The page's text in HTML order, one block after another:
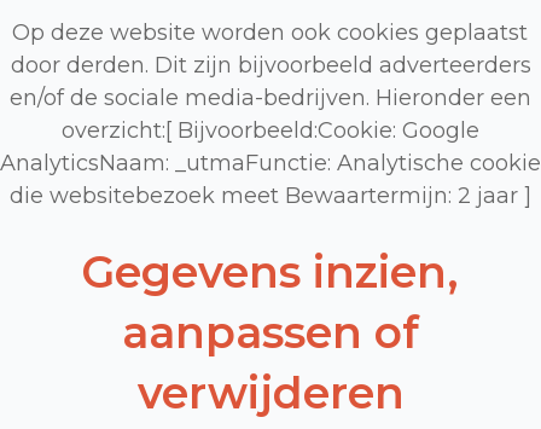
Op deze website worden ook cookies geplaatst
door derden. Dit zijn bijvoorbeeld adverteerders
en/of de sociale media-bedrijven. Hieronder een
overzicht:[ Bijvoorbeeld:Cookie: Google
AnalyticsNaam: _utmaFunctie: Analytische cookie
die websitebezoek meet Bewaartermijn: 2 jaar ]
Gegevens inzien,
aanpassen of
verwijderen